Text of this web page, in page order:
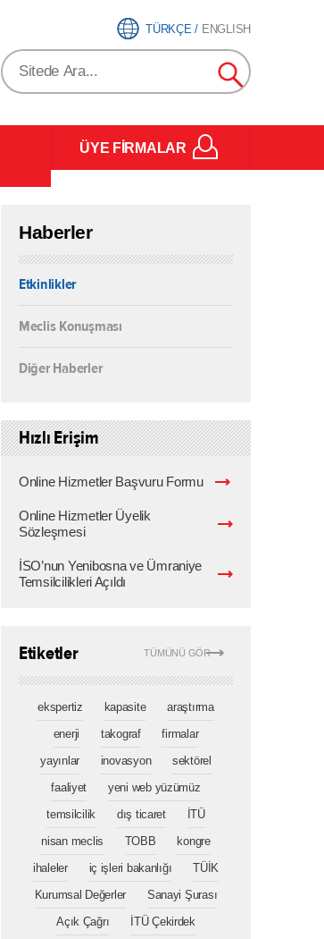
TÜRKÇE/ ENGLISH
ÜYE FİRMALAR
Haberler
Etkinlikler
Meclis Konuşması
Diğer Haberler
Hızlı Erişim
Online Hizmetler Başvuru Formu
Online Hizmetler Üyelik
Sözleşmesi
İSO’nun Yenibosna ve Ümraniye
Temsilcilikleri Açıldı
TÜMÜNÜ GÖR
Etiketler
ekspertiz kapasite
araştırma
enerji
takograf
firmalar
yayınlar
inovasyon
sektörel
faaliyet
yeni web yüzümüz
temsilcilik
dış ticaret
İTÜ
nisan meclis
TOBB
kongre
ihaleler
iç işleri bakanlığı
TÜİK
Kurumsal Değerler
Sanayi Şurası
Açık Çağrı
İTÜ Çekirdek